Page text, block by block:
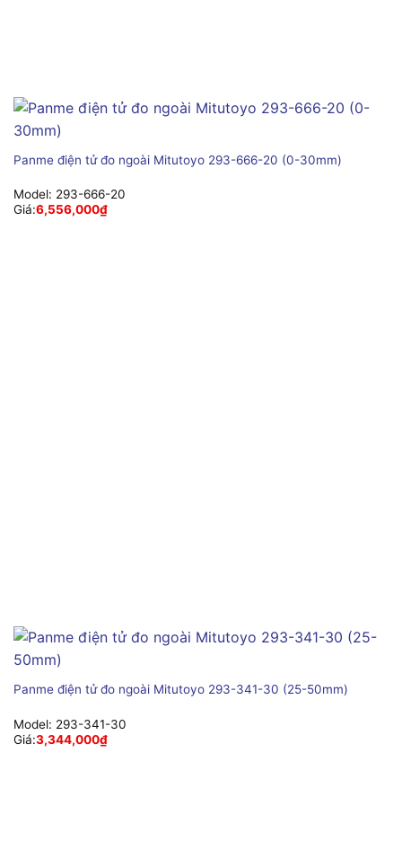
Panme điện tử đo ngoài Mitutoyo 293-666-20 (0-30mm)
Model: 293-666-20
Giá:6,556,000₫
Panme điện tử đo ngoài Mitutoyo 293-341-30 (25-50mm)
Model: 293-341-30
Giá:3,344,000₫